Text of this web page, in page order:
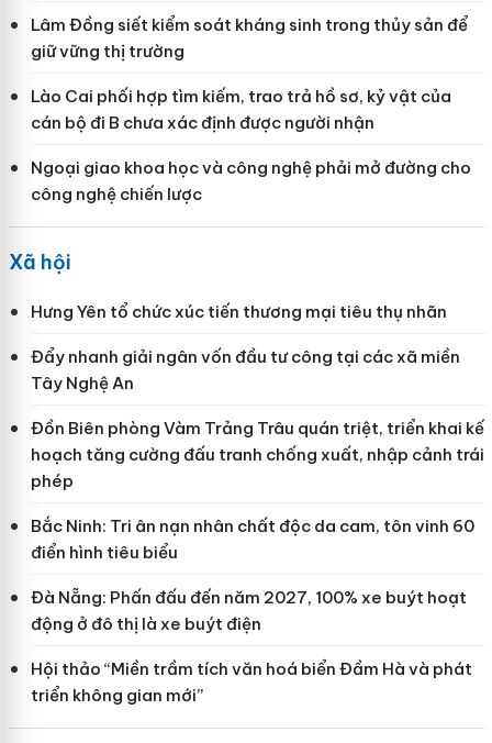
Lâm Đồng siết kiểm soát kháng sinh trong thủy sản để
giữ vững thị trường
Lào Cai phối hợp tìm kiếm, trao trả hồ sơ, kỷ vật của
cán bộ đi B chưa xác định được người nhận
Ngoại giao khoa học và công nghệ phải mở đường cho
công nghệ chiến lược
Xã hội
Hưng Yên tổ chức xúc tiến thương mại tiêu thụ nhãn
Đẩy nhanh giải ngân vốn đầu tư công tại các xã miền
Tây Nghệ An
Đồn Biên phòng Vàm Trảng Trâu quán triệt, triển khai kế
hoạch tăng cường đấu tranh chống xuất, nhập cảnh trái
phép
Bắc Ninh: Tri ân nạn nhân chất độc da cam, tôn vinh 60
điển hình tiêu biểu
Đà Nẵng: Phấn đấu đến năm 2027, 100% xe buýt hoạt
động ở đô thị là xe buýt điện
Hội thảo “Miền trầm tích văn hoá biển Đầm Hà và phát
triển không gian mới”